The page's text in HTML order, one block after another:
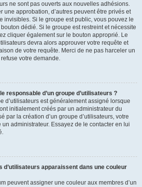
ne sont pas ouverts aux nouvelles adhésions.
une approbation, d’autres peuvent être privés et
invisibles. Si le groupe est public, vous pouvez le
dédié. Si le groupe est restreint et nécessite
cliquer également sur le bouton approprié. Le
devra alors approuver votre requête et
de votre requête. Merci de ne pas harceler un
votre demande.
responsable d’un groupe d’utilisateurs ?
d’utilisateurs est généralement assigné lorsque
initialement créés par un administrateur du
par la création d’un groupe d’utilisateurs, votre
administrateur. Essayez de le contacter en lui
d’utilisateurs apparaissent dans une couleur
peuvent assigner une couleur aux membres d’un